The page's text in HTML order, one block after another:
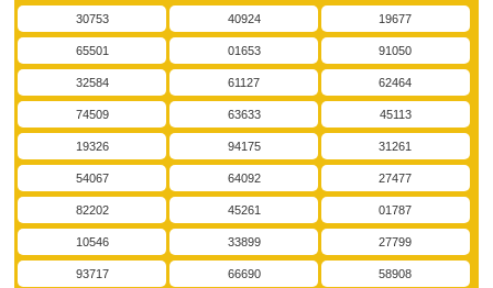
30753 40924 19677
65501 01653 91050
32584 61127 62464
74509 63633 45113
19326 94175 31261
54067 64092 27477
82202 45261 01787
10546 33899 27799
93717 66690 58908